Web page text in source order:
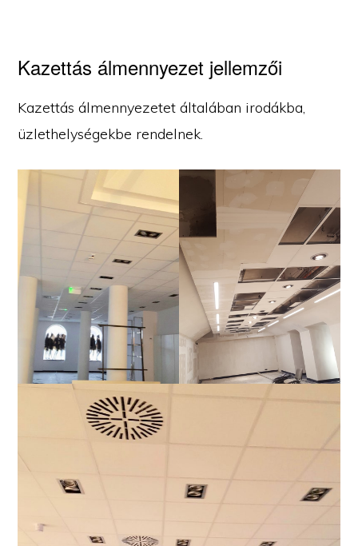
Kazettás álmennyezet jellemzői
Kazettás álmennyezetet általában irodákba,
üzlethelységekbe rendelnek.